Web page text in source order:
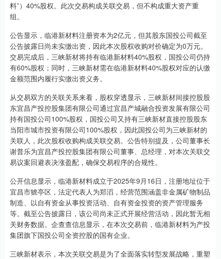
料”）40%股权。此次交易构成关联交易，但不构成重大资产重
组。
公告显示，临港新材料注册资本为2亿元，但其股东国投公司截至
公告披露日尚未实缴出资，因此本次股权收购对价确定为0万元。
交易完成后，三峡新材将持有临港新材料40%股权，国投公司仍持
有60%股权；同时，三峡新材需在临港新材料40%股权对应的认缴
金额范围内履行实缴出资义务。
从交易双方的关联关系来看，股权穿透显示，三峡新材间接控股股
东宜昌产投控股集团有限公司通过宜昌产城融合投资发展有限公司
持有国投公司100%股权，国投公司又持有三峡新材直接控股股东
当阳市城市投资有限公司100%股权，因此国投公司为三峡新材的
关联人，此次股权收购构成关联交易。公告特别提及，公司董事长
谢普乐为宜昌产投控股集团有限公司董事、总经理，对本次关联交
易议案回避表决涨盈配，确保交易程序的合规性。
公开信息显示，临港新材料成立于2025年9月16日，注册地址位于
宜昌市猇亭区，法定代表人为郑滔，经营范围涵盖非金属矿物制品
制造、以自有资金从事投资活动、自有资金投资的资产管理服务
等。截至公告披露日，该公司尚未正式开展经营活动，因此暂无相
关财务数据。企查查信息显示，在本次交易前，临港新材料为产投
集团旗下国投公司全资控股的国有企业。
三峡新材表示，本次关联交易是为了全面落实转型发展战略，重塑